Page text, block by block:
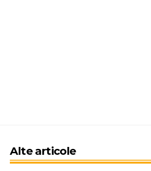
Alte articole